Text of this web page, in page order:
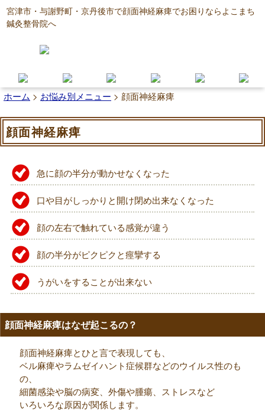
宮津市・与謝野町・京丹後市で顔面神経麻痺でお困りならよこまち
鍼灸整骨院へ
ホーム > お悩み別メニュー > 顔面神経麻痺
顔面神経麻痺
急に顔の半分が動かせなくなった
口や目がしっかりと開け閉め出来なくなった
顔の左右で触れている感覚が違う
顔の半分がピクピクと痙攣する
うがいをすることが出来ない
顔面神経麻痺はなぜ起こるの？
顔面神経麻痺とひと言で表現しても、
ベル麻痺やラムゼイハント症候群などのウイルス性のも
の、
細菌感染や脳の病変、外傷や腫瘍、ストレスなど
いろいろな原因が関係します。